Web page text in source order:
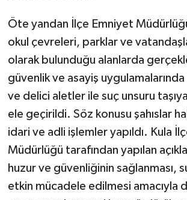
Öte yandan İlçe Emniyet
okul çevreleri, parklar ve
olarak bulunduğu alanlarda
güvenlik ve asayiş
ve delici aletler ile suç unsuru
ele geçirildi. Söz konusu şahıslar
idari ve adli işlemler yapıldı. Kula
Müdürlüğü tarafından yapılan
huzur ve güvenliğinin sağlanması,
etkin mücadele edilmesi amacıyla